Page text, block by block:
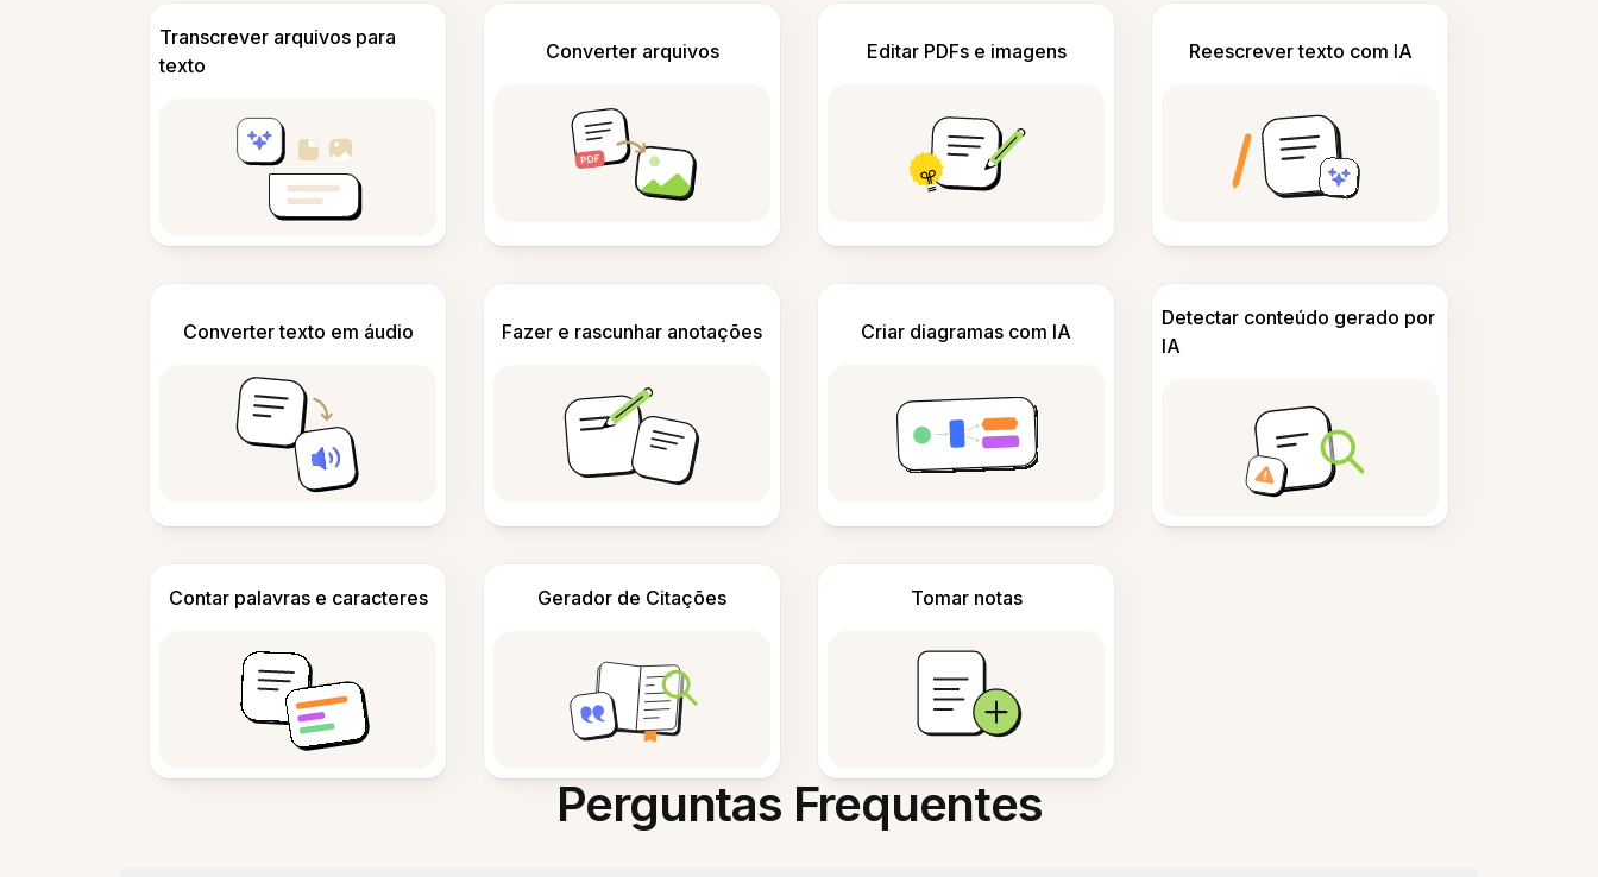
Transcrever arquivos para
texto
Converter arquivos Editar PDFs e imagens Reescrever texto com IA
Converter texto em áudio Fazer e rascunhar anotações Criar diagramas com IA
Detectar conteúdo gerado por
IA
Contar palavras e caracteres Gerador de Citações Tomar notas
Perguntas Frequentes